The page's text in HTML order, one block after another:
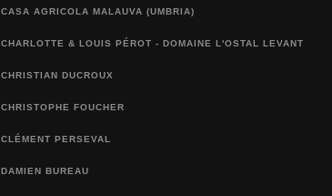
CASA AGRICOLA MALAUVA (UMBRIA)
CHARLOTTE & LOUIS PÉROT - DOMAINE L'OSTAL LEVANT
CHRISTIAN DUCROUX
CHRISTOPHE FOUCHER
CLÉMENT PERSEVAL
DAMIEN BUREAU